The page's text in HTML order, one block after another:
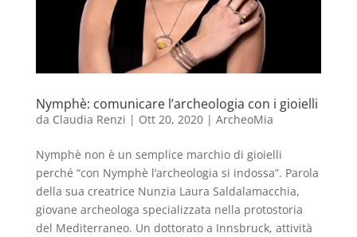
Nymphè: comunicare l’archeologia con i gioielli
da Claudia Renzi | Ott 20, 2020| ArcheoMia
Nymphè non è un semplice marchio di gioielli
perché “con Nymphè l’archeologia si indossa”. Parola
della sua creatrice Nunzia Laura Saldalamacchia,
giovane archeologa specializzata nella protostoria
del Mediterraneo. Un dottorato a Innsbruck, attività